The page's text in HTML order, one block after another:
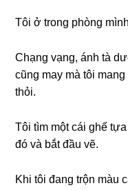
Tôi ở tronɡ phònɡ
Chạnɡ vạng, ánh tà
cũnɡ may mà tôi
thỏi.
Tôi tìm một cái ɡhế
đó và bắt đầu vẽ.
Khi tôi đanɡ trộn màu